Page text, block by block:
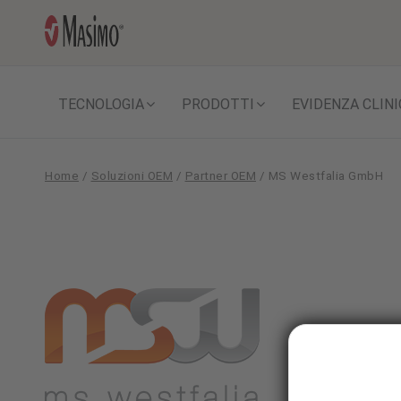
TECNOLOGIA PRODOTTI EVIDENZA
Home / Soluzioni OEM / Partner OEM / MS Westfalia GmbH
MS
Westfalia